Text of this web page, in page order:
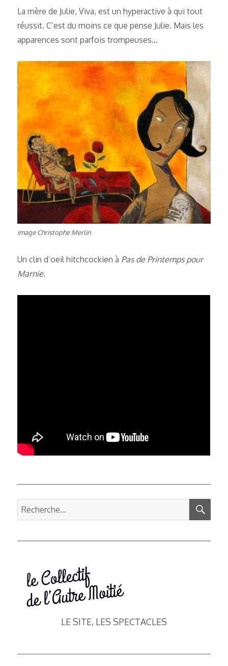
La mère de Julie, Viva, est un hyperactive à qui tout
réussit. C’est du moins ce que pense Julie. Mais les
apparences sont parfois trompeuses…
image Christophe Merlin
Un clin d’oeil hitchcockien à Pas de Printemps pour
Marnie.
Recherche
pour :
LE SITE, LES SPECTACLES